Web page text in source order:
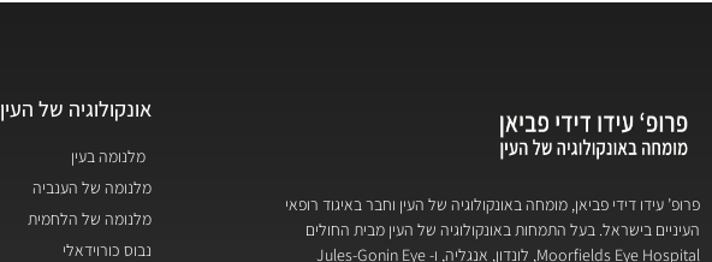
פרופ’ עידו דידי פביאן, מומחה באונקולוגיה של העין וחבר באיגוד רופאי
העיניים בישראל. בעל התמחות באונקולוגיה של העין מבית החולים
Moorfields Eye Hospital, לונדון, אנגליה, ו- Jules-Gonin Eye
אונקולוגיה של העין
מלנומה בעין
מלנומה של הענביה
מלנומה של הלחמית
נבוס כורוידאלי